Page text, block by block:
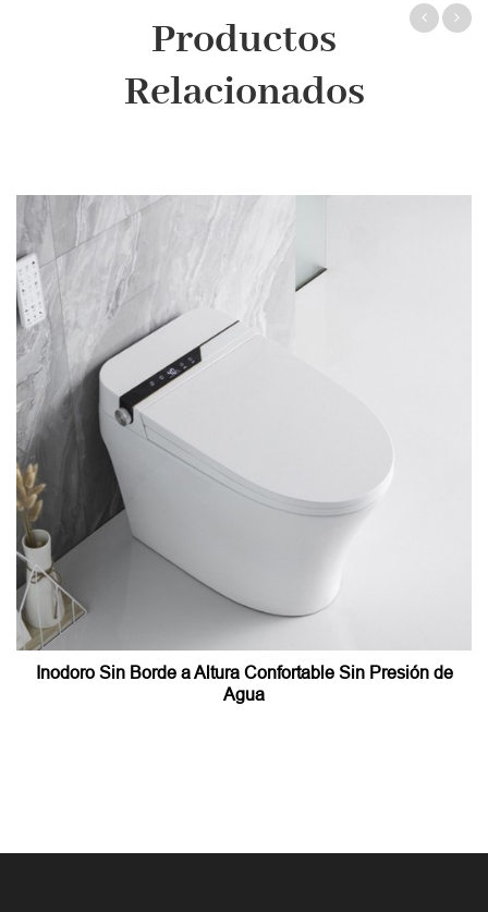
Productos
Relacionados
Inodoro Sin Borde a Altura Confortable Sin Presión de
Agua